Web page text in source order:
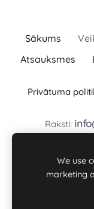
Sākums
Atsauksmes
Privātuma
Raksti:
We use
marketing